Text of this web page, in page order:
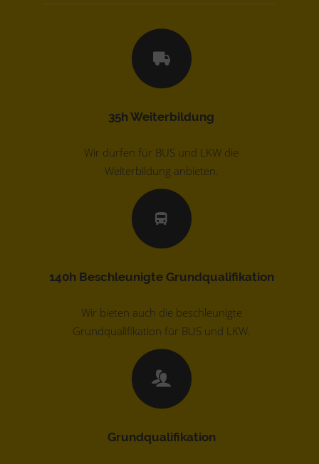
35h Weiterbildung
Wir dürfen für BUS und LKW die
Weiterbildung anbieten.
140h Beschleunigte Grundqualifikation
Wir bieten auch die beschleunigte
Grundqualifikation für BUS und LKW.
Grundqualifikation